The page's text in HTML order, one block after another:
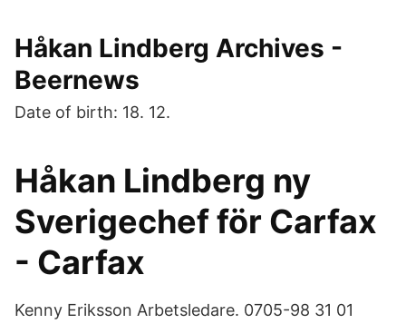
Håkan Lindberg Archives -
Beernews
Date of birth: 18. 12.
Håkan Lindberg ny
Sverigechef för Carfax
- Carfax
Kenny Eriksson Arbetsledare. 0705-98 31 01